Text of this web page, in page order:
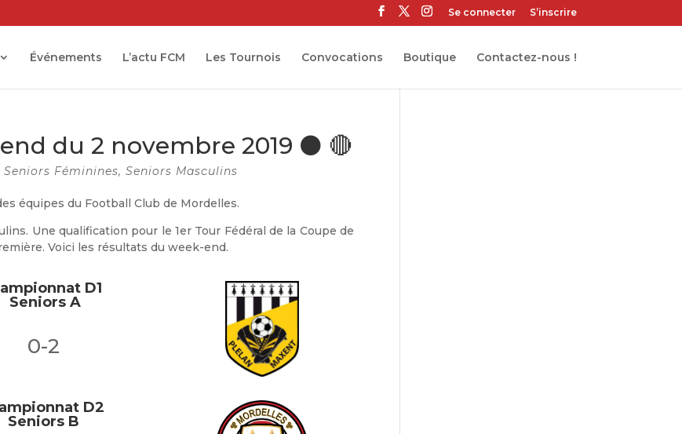
Se connecter S’inscrire
Événements L’actu FCM Les Tournois Convocations Boutique Contactez-nous !
du 2 novembre 2019 ⚫️ 🔴
Seniors Féminines,Seniors Masculins
équipes du Football Club de Mordelles.
Une qualification pour le 1er Tour Fédéral de la Coupe de
Voici les résultats du week-end.
D1
Seniors A
0-2
D2
Seniors B